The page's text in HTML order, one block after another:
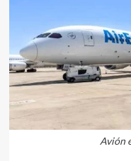
Avión